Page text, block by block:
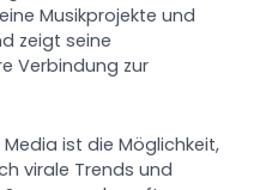
Musikprojekte und
zeigt seine
Verbindung zur
ist die Möglichkeit,
virale Trends und